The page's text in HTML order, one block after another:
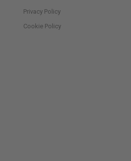
Privacy Policy
Cookie Policy